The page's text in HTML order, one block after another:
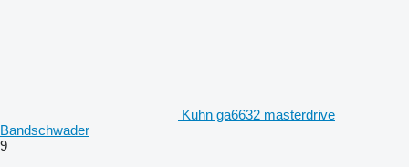
Kuhn ga6632 masterdrive
Bandschwader
9